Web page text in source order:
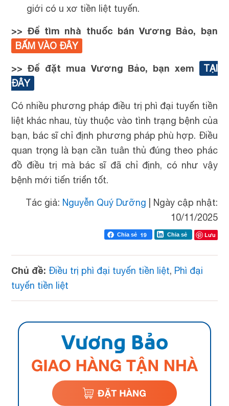
giới có u xơ tiền liệt tuyến.
>> Để tìm nhà thuốc bán Vương Bảo, bạn
BẤM VÀO ĐÂY
>> Để đặt mua Vương Bảo, bạn xem
TẠI
ĐÂY
Có nhiều phương pháp điều trị phì đại tuyến tiền
liệt khác nhau, tùy thuộc vào tình trạng bệnh của
bạn, bác sĩ chỉ định phương pháp phù hợp. Điều
quan trọng là bạn cần tuân thủ đúng theo phác
đồ điều trị mà bác sĩ đã chỉ định, có như vậy
bệnh mới tiến triển tốt.
Tác giả: Nguyễn Quý Dưỡng
Ngày cập nhật:
10/11/2025
Chia sẻ 19 Chia sẻ Lưu
Chủ đề: Điều trị phì đại tuyến tiền liệt, Phì đại
tuyến tiền liệt